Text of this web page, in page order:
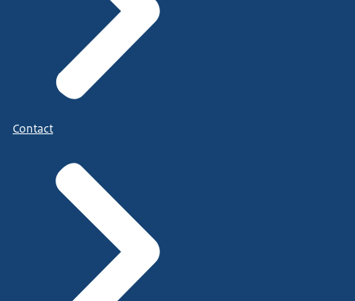
Contact